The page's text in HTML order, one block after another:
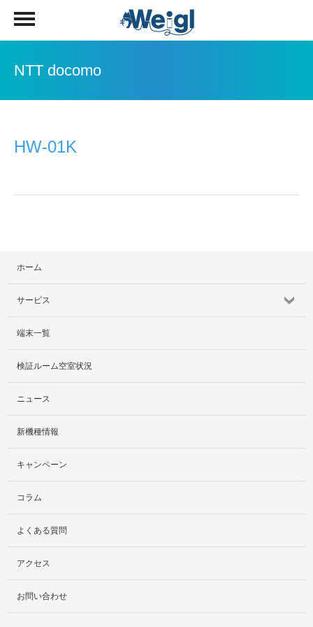
NTT docomo
HW-01K
ホーム
サービス
サービス紹介
社外貸出プラン
検証ルーム
料金プラン
レンタルルームプラン
お手軽検証パック
端末一覧
検証ルーム空室状況
ニュース
新機種情報
キャンペーン
コラム
よくある質問
アクセス
お問い合わせ